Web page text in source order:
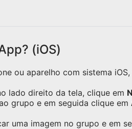
(iOS)
ou aparelho com sistema
lado direito da tela, clique em
grupo e em seguida clique em
uma imagem no grupo e em